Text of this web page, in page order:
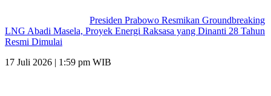
Presiden Prabowo Resmikan Groundbreaking
LNG Abadi Masela, Proyek Energi Raksasa yang Dinanti 28 Tahun
Resmi Dimulai
17 Juli 2026 | 1:59 pm WIB